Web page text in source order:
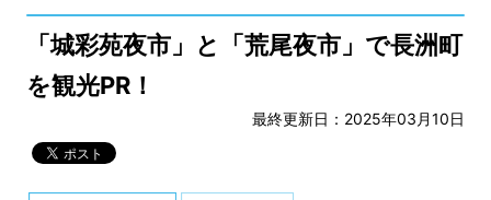
「城彩苑夜市」と「荒尾夜市」で長洲町
を観光PR！
最終更新日：2025年03月10日